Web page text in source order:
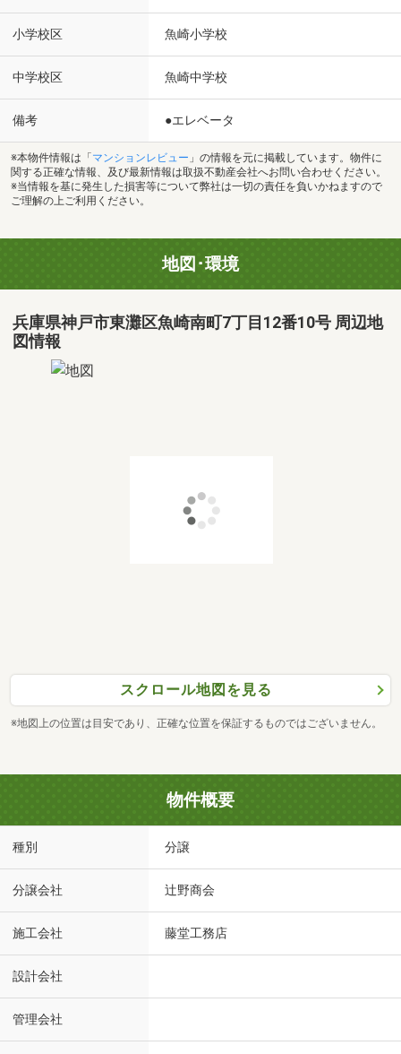
小学校区 魚崎小学校
中学校区 魚崎中学校
備考 ●エレベータ
※本物件情報は「 マンションレビュー 」の情報を元に掲載しています。物件に
関する正確な情報、及び最新情報は取扱不動産会社へお問い合わせください。
※当情報を基に発生した損害等について弊社は一切の責任を負いかねますので
ご理解の上ご利用ください。
地図･環境
兵庫県神戸市東灘区魚崎南町7丁目12番10号 周辺地
図情報
スクロール地図を見る
※地図上の位置は目安であり、正確な位置を保証するものではございません。
物件概要
種別 分譲
分譲会社 辻野商会
施工会社 藤堂工務店
設計会社
管理会社